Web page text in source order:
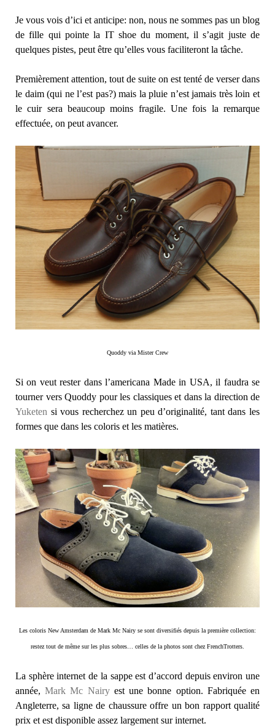
Je vous vois d’ici et anticipe: non, nous ne sommes pas un blog
de fille qui pointe la IT shoe du moment, il s’agit juste de
quelques pistes, peut être qu’elles vous faciliteront la tâche.
Premièrement attention, tout de suite on est tenté de verser dans
le daim (qui ne l’est pas?) mais la pluie n’est jamais très loin et
le cuir sera beaucoup moins fragile. Une fois la remarque
effectuée, on peut avancer.
Quoddy via Mister Crew
Si on veut rester dans l’americana Made in USA, il faudra se
tourner vers Quoddy pour les classiques et dans la direction de
Yuketen si vous recherchez un peu d’originalité, tant dans les
formes que dans les coloris et les matières.
Les coloris New Amsterdam de Mark Mc Nairy se sont diversifiés depuis la première collection:
restez tout de même sur les plus sobres… celles de la photos sont chez FrenchTrotters.
La sphère internet de la sappe est d’accord depuis environ une
année,Mark Mc Nairy est une bonne option. Fabriquée en
Angleterre, sa ligne de chaussure offre un bon rapport qualité
prix et est disponible assez largement sur internet.